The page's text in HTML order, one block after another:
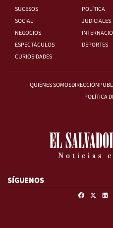
SUCESOS
POLÍTICA
SOCIAL
JUDICIALES
NEGOCIOS
ESPECTÁCULOS
DEPORTES
CURIOSIDADES
QUIÉNES SOMOSDIRECCIÓN
POLÍTICA
SÍGUENOS
Facebook